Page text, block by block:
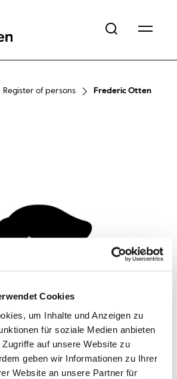
Cookies
um Inhalte und Anzeigen zu
für soziale Medien anbieten
auf unsere Website zu
geben wir Informationen zu Ihrer
Website an unsere Partner für
Register of persons Frederic Otten